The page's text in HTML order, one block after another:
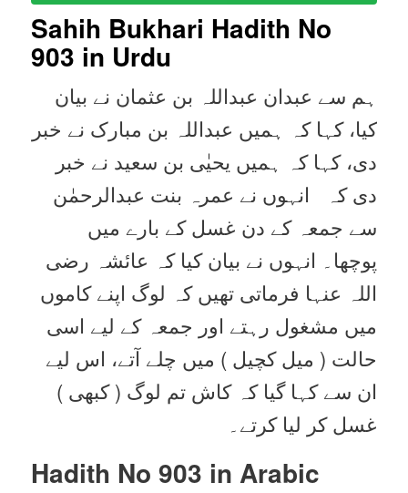
Sahih Bukhari Hadith No
903 in Urdu
ہم سے عبدان عبداللہ بن عثمان نے بیان
کیا، کہا کہ ہمیں عبداللہ بن مبارک نے خبر
دی، کہا کہ ہمیں یحیٰی بن سعید نے خبر
دی کہ انہوں نے عمرہ بنت عبدالرحمٰن
سے جمعہ کے دن غسل کے بارے میں
پوچھا۔ انہوں نے بیان کیا کہ عائشہ رضی
اللہ عنہا فرماتی تھیں کہ لوگ اپنے کاموں
میں مشغول رہتے اور جمعہ کے لیے اسی
حالت ( میل کچیل ) میں چلے آتے، اس لیے
ان سے کہا گیا کہ کاش تم لوگ ( کبھی )
غسل کر لیا کرتے۔
Hadith No 903 in Arabic